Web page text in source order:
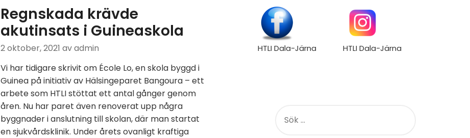
Regnskada krävde
akutinsats i Guineaskola
2 oktober, 2021 av admin
Vi har tidigare skrivit om École Lo, en skola byggd i
Guinea på initiativ av Hälsingeparet Bangoura – ett
arbete som HTLI stöttat ett antal gånger genom
åren. Nu har paret även renoverat upp några
byggnader i anslutning till skolan, där man startat
en sjukvårdsklinik. Under årets ovanligt kraftiga
HTLI Dala-Järna HTLI Dala-Järna